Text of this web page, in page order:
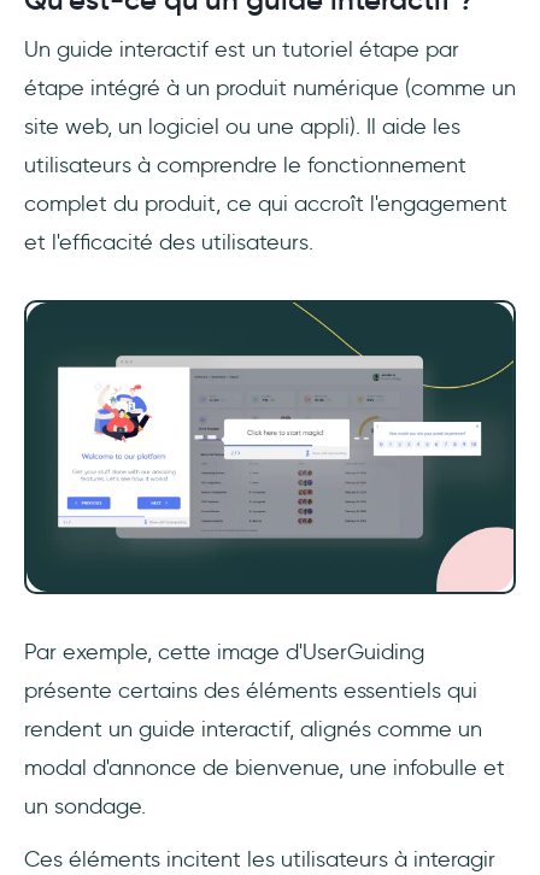
Un guide interactif est un tutoriel étape par
étape intégré à un produit numérique (comme un
site web, un logiciel ou une appli). Il aide les
utilisateurs à comprendre le fonctionnement
complet du produit, ce qui accroît l'engagement
et l'efficacité des utilisateurs.
Par exemple, cette image d'UserGuiding
présente certains des éléments essentiels qui
rendent un guide interactif, alignés comme un
modal d'annonce de bienvenue, une infobulle et
un sondage.
Ces éléments incitent les utilisateurs à interagir